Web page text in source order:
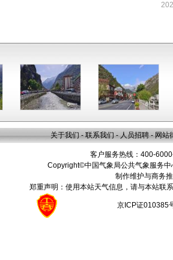
关于我们 - 联系我们 - 人员招聘 - 网站
客户服务热线：400-
Copyright©中国气象局公共气象服务
制作维护与商务
郑重声明：使用本站天气信息，请与本站联
京ICP证010385